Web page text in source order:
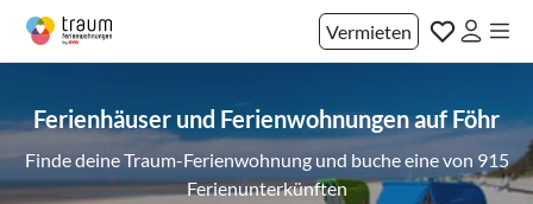
Vermieten
Ferienhäuser und Ferienwohnungen auf Föhr
Finde deine Traum-Ferienwohnung und buche eine von 915
Ferienunterkünften